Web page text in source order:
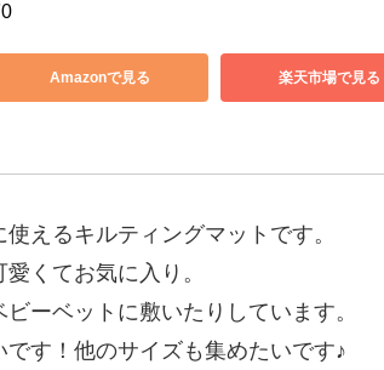
Amazonで見る 楽天市場で見る
えるキルティングマットです。
くてお気に入り。
ーベットに敷いたりしています。
す！他のサイズも集めたいです♪